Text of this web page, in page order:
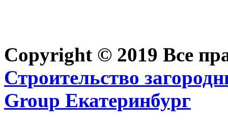
Copyright © 2019 Все
Строительство
Group Екатеринбург